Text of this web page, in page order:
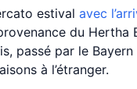
estival avec
du Hertha
passé par le Bayern
à l’étranger.